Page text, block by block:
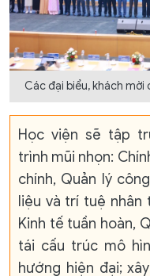
Các đại biểu, khách
Học viện sẽ tập
trình mũi nhọn:
chính, Quản lý
liệu và trí tuệ nhân
Kinh tế tuần hoàn,
tái cấu trúc mô
hướng hiện đại;